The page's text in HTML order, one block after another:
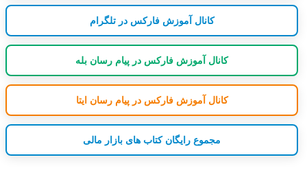
کانال آموزش فارکس در تلگرام
کانال آموزش فارکس در پیام رسان بله
کانال آموزش فارکس در پیام رسان ایتا
مجموع رایگان کتاب های بازار مالی